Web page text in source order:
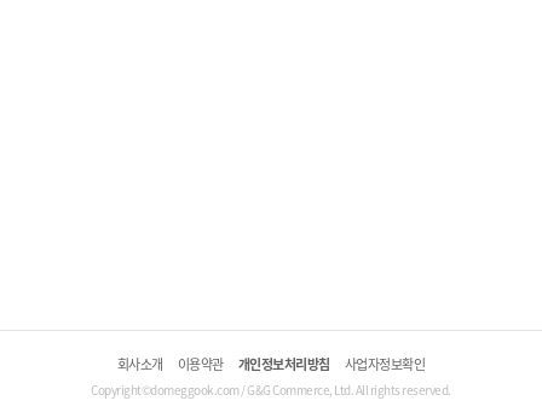
회사소개 이용약관 개인정보처리방침 사업자정보확인
Copyright©domeggook.com / G&G Commerce, Ltd. All rights reserved.